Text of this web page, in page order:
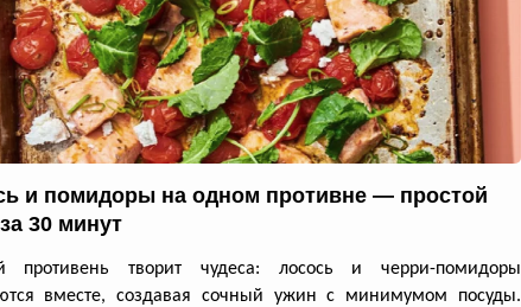
и помидоры на одном противне — простой
30 минут
противень творит чудеса: лосось и черри-помидоры
вместе, создавая сочный ужин с минимумом посуды.